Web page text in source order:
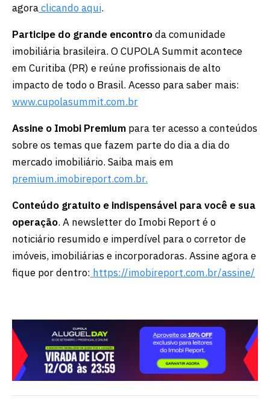
agoraclicando aqui.
Participe do grande encontroda comunidade
imobiliária brasileira. O CUPOLA Summit acontece
em Curitiba (PR) e reúne profissionais de alto
impacto de todo o Brasil. Acesso para saber mais:
www.cupolasummit.com.br
Assine o Imobi Premium para ter acesso a conteúdos
sobre os temas que fazem parte do dia a dia do
mercado imobiliário. Saiba mais em
premium.imobireport.com.br.
Conteúdo gratuito e indispensável para você e sua
operação. A newsletter do Imobi Report é o
noticiário resumido e imperdível para o corretor de
imóveis, imobiliárias e incorporadoras. Assine agora e
fique por dentro: https://imobireport.com.br/assine/